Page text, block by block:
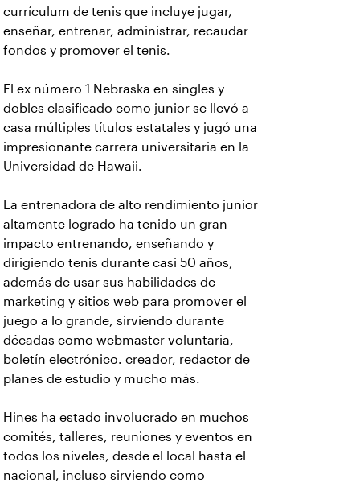
currículum de tenis que incluye jugar,
enseñar, entrenar, administrar, recaudar
fondos y promover el tenis.
El ex número 1 Nebraska en singles y
dobles clasificado como junior se llevó a
casa múltiples títulos estatales y jugó una
impresionante carrera universitaria en la
Universidad de Hawaii.
La entrenadora de alto rendimiento junior
altamente logrado ha tenido un gran
impacto entrenando, enseñando y
dirigiendo tenis durante casi 50 años,
además de usar sus habilidades de
marketing y sitios web para promover el
juego a lo grande, sirviendo durante
décadas como webmaster voluntaria,
boletín electrónico. creador, redactor de
planes de estudio y mucho más.
Hines ha estado involucrado en muchos
comités, talleres, reuniones y eventos en
todos los niveles, desde el local hasta el
nacional, incluso sirviendo como